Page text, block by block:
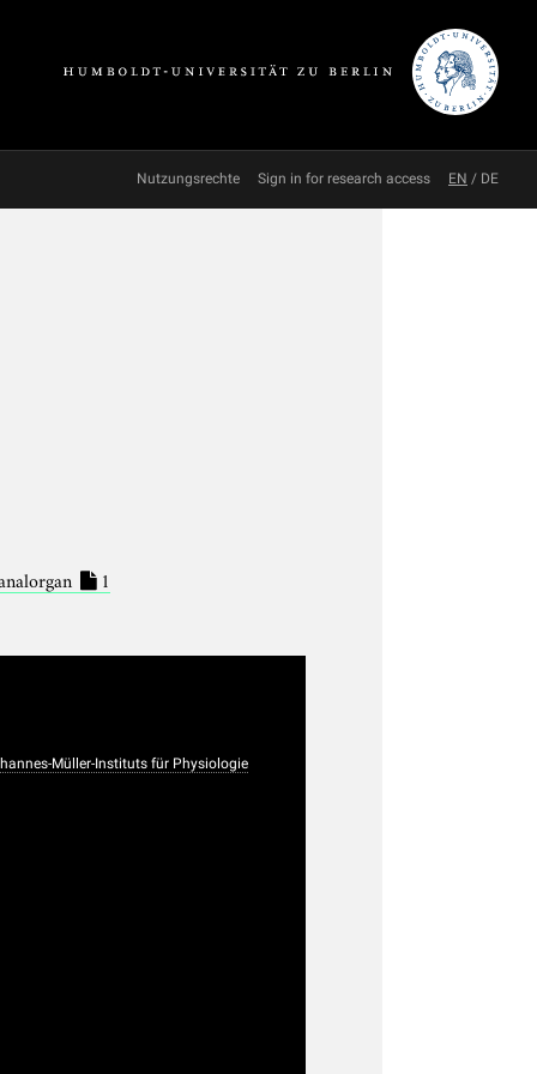
Nutzungsrechte Sign in for research access EN / DE
1
Müller-Instituts für Physiologie